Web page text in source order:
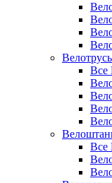
Все
Все